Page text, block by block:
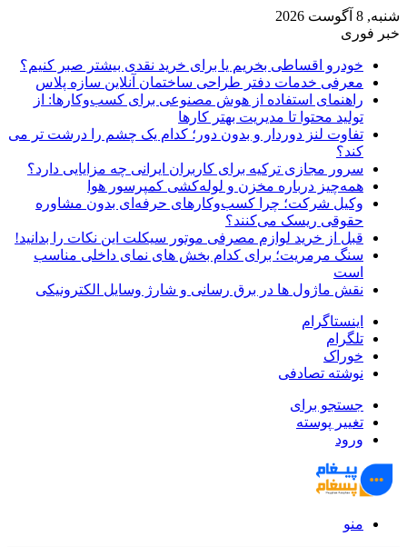
شنبه, 8 آگوست 2026
خبر فوری
خودرو اقساطی بخریم یا برای خرید نقدی بیشتر صبر کنیم؟
معرفی خدمات دفتر طراحی ساختمان آنلاین سازه پلاس
راهنمای استفاده از هوش مصنوعی برای کسب‌وکارها: از
تولید محتوا تا مدیریت بهتر کارها
تفاوت لنز دوردار و بدون دور؛ کدام یک چشم را درشت تر می
کند؟
سرور مجازی ترکیه برای کاربران ایرانی چه مزایایی دارد؟
همه‌چیز درباره مخزن و لوله‌کشی کمپرسور هوا
وکیل شرکت؛ چرا کسب‌وکارهای حرفه‌ای بدون مشاوره
حقوقی ریسک می‌کنند؟
قبل از خرید لوازم مصرفی موتور سیکلت این نکات را بدانید!
سنگ مرمریت؛ برای کدام بخش های نمای داخلی مناسب
است
نقش ماژول ها در برق رسانی و شارژ وسایل الکترونیکی
اینستاگرام
تلگرام
خوراک
نوشته تصادفی
جستجو برای
تغییر پوسته
ورود
منو